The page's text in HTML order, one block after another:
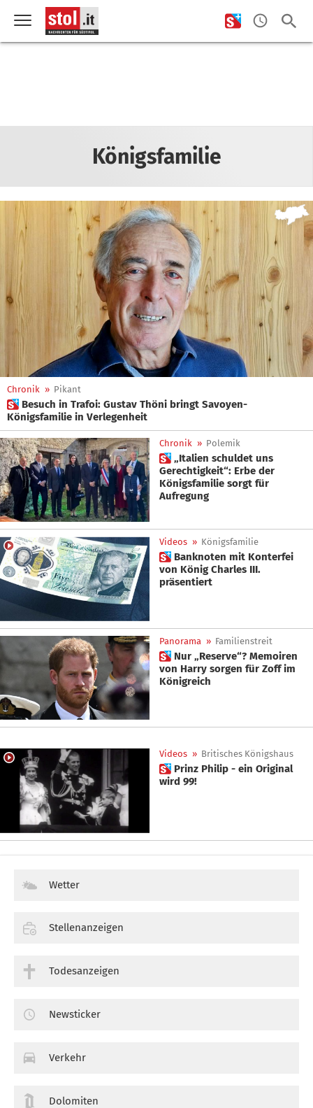
Königsfamilie
Chronik » Pikant
 Besuch in Trafoi: Gustav Thöni bringt Savoyen-
Königsfamilie in Verlegenheit
Chronik » Polemik
 „Italien schuldet uns
Gerechtigkeit“: Erbe der
Königsfamilie sorgt für
Aufregung
Videos » Königsfamilie
 Banknoten mit Konterfei
von König Charles III.
präsentiert
Panorama » Familienstreit
 Nur „Reserve“? Memoiren
von Harry sorgen für Zoff im
Königreich
Videos » Britisches Königshaus
 Prinz Philip - ein Original
wird 99!
Wetter
Stellenanzeigen
Todesanzeigen
Newsticker
Verkehr
Dolomiten